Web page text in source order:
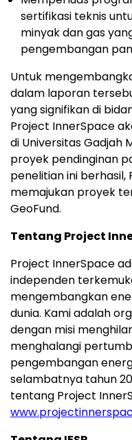
sertifikasi teknis
minyak dan gas
pengembangan
Untuk
dalam laporan
yang signifikan di
Project InnerSpace
di Universitas Gadjah
proyek pendinginan
penelitian ini
memajukan proyek
GeoFund.
Tentang Project
Project InnerSpace
independen
mengembangkan
dunia. Kami adalah
dengan misi
menghalangi
pengembangan
selambatnya tahun
tentang Project